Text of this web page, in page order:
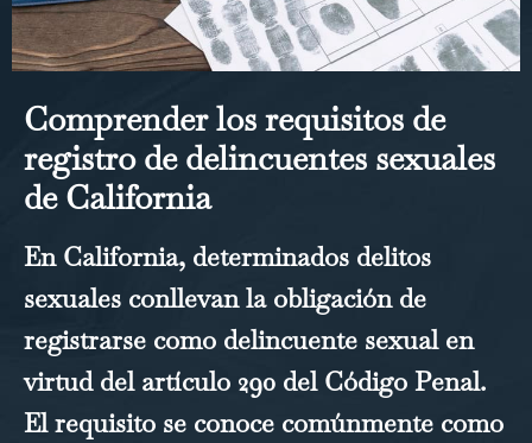
Comprender los requisitos de
registro de delincuentes sexuales
de California
En California, determinados delitos
sexuales conllevan la obligación de
registrarse como delincuente sexual en
virtud del artículo 290 del Código Penal.
El requisito se conoce comúnmente como